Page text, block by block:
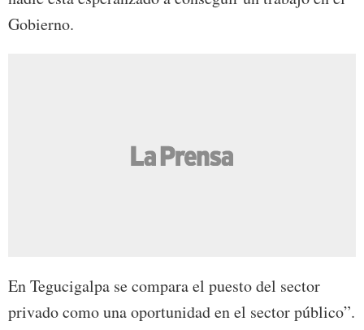
Gobierno.
En Tegucigalpa se compara el puesto del sector
privado como una oportunidad en el sector público”.